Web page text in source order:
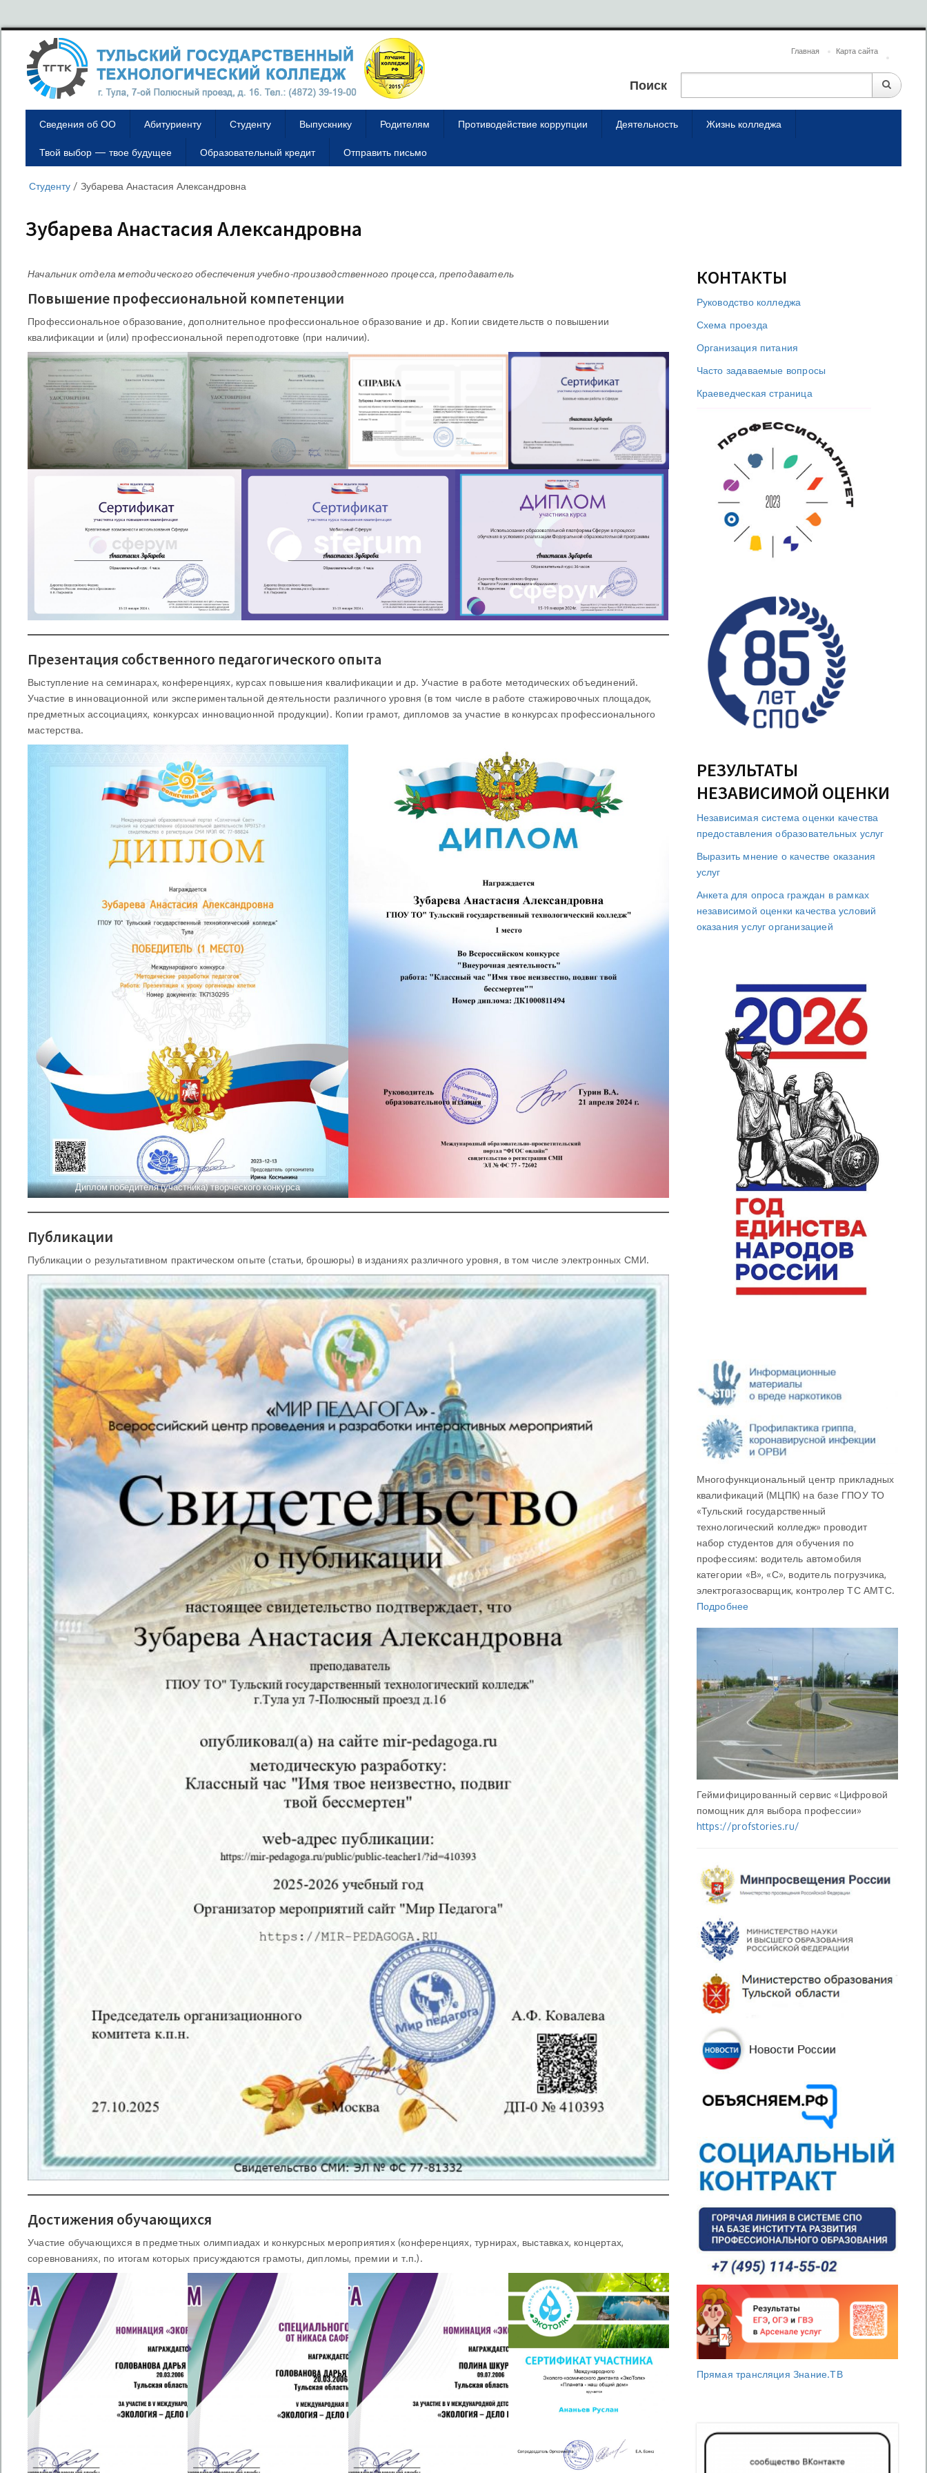
Главная Карта сайта
Поиск
Сведения об ОО Абитуриенту Студенту Выпускнику Родителям Противодействие коррупции Деятельность Жизнь колледжа
Твой выбор — твое будущее Образовательный кредит Отправить письмо
Студенту / Зубарева Анастасия Александровна
Зубарева Анастасия Александровна
Начальник отдела методического обеспечения учебно-производственного процесса, преподаватель
Повышение профессиональной компетенции
Профессиональное образование, дополнительное профессиональное образование и др. Копии свидетельств о повышении
квалификации и (или) профессиональной переподготовке (при наличии).
Презентация собственного педагогического опыта
Выступление на семинарах, конференциях, курсах повышения квалификации и др. Участие в работе методических объединений.
Участие в инновационной или экспериментальной деятельности различного уровня (в том числе в работе стажировочных площадок,
предметных ассоциациях, конкурсах инновационной продукции). Копии грамот, дипломов за участие в конкурсах профессионального
мастерства.
Диплом победителя (участника) творческого конкурса
Публикации
Публикации о результативном практическом опыте (статьи, брошюры) в изданиях различного уровня, в том числе электронных СМИ.
Достижения обучающихся
Участие обучающихся в предметных олимпиадах и конкурсных мероприятиях (конференциях, турнирах, выставках, концертах,
соревнованиях, по итогам которых присуждаются грамоты, дипломы, премии и т.п.).
КОНТАКТЫ
Руководство колледжа
Схема проезда
Организация питания
Часто задаваемые вопросы
Краеведческая страница
РЕЗУЛЬТАТЫ
НЕЗАВИСИМОЙ ОЦЕНКИ
Независимая система оценки качества
предоставления образовательных услуг
Выразить мнение о качестве оказания
услуг
Анкета для опроса граждан в рамках
независимой оценки качества условий
оказания услуг организацией
Многофункциональный центр прикладных
квалификаций (МЦПК) на базе ГПОУ ТО
«Тульский государственный
технологический колледж» проводит
набор студентов для обучения по
профессиям: водитель автомобиля
категории «В», «С», водитель погрузчика,
электрогазосварщик, контролер ТС АМТС.
Подробнее
Геймифицированный сервис «Цифровой
помощник для выбора профессии»
https://profstories.ru/
Прямая трансляция Знание.ТВ